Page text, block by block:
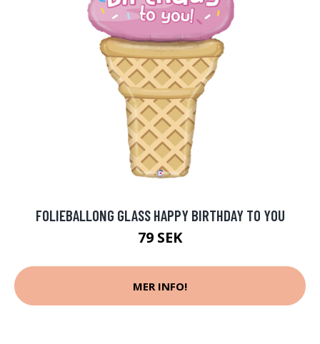
FOLIEBALLONG GLASS HAPPY BIRTHDAY TO YOU
79 SEK
MER INFO!